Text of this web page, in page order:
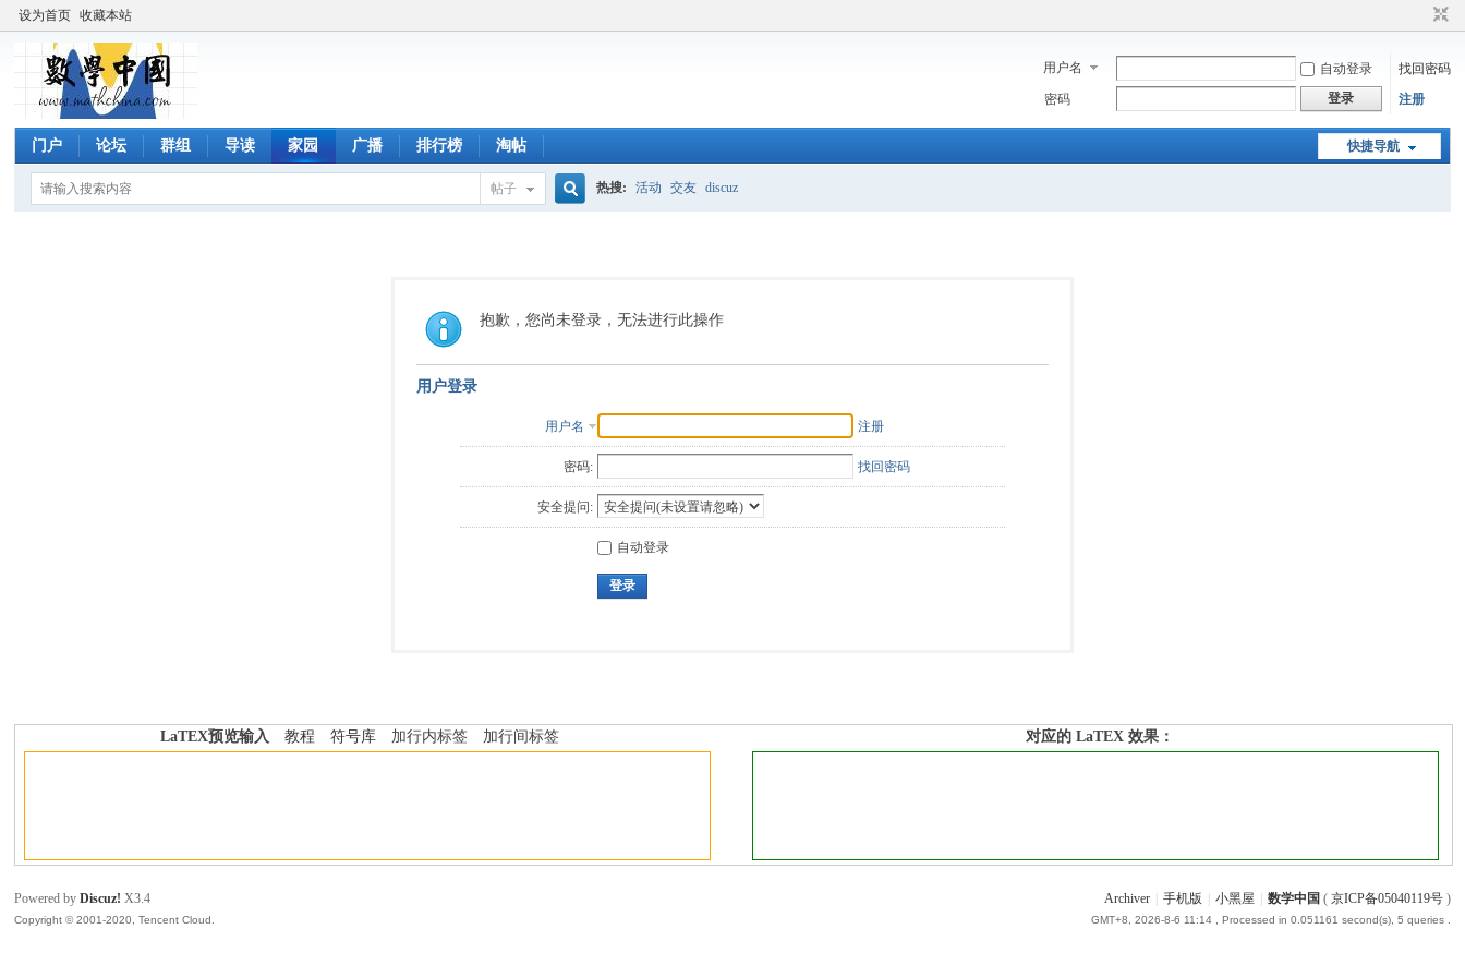
设为首页 收藏本站
用户名 自动登录
找回密码
密码
登录 注册
快捷导航
门户 论坛 群组 导读 家园 广播 排行榜 淘帖
帖子
索
热搜: 活动 交友 discuz
抱歉，您尚未登录，无法进行此操作
用户登录
用户名 注册
密码: 找回密码
安全提问:
自动登录
登录
LaTEX预览输入 教程 符号库 加行内标签 加行间标签 对应的 LaTEX 效果：
Archiver 手机版 小黑屋 数学中国 ( 京ICP备05040119号)
GMT+8, 2026-8-6 11:14, Processed in 0.051161 second(s), 5 queries .
Powered byDiscuz! X3.4
Copyright © 2001-2020, Tencent Cloud.